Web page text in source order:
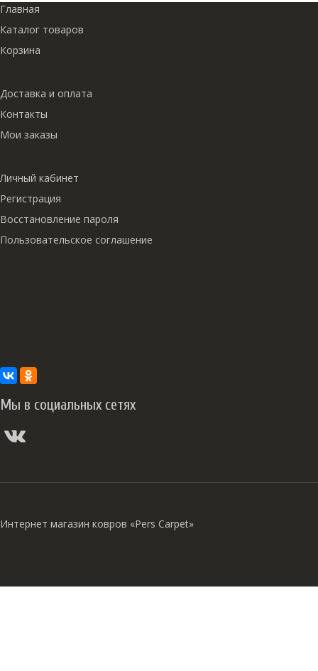
Главная
Каталог товаров
Корзина
Доставка и оплата
Контакты
Мои заказы
Личный кабинет
Регистрация
Восстановление пароля
Пользовательское соглашение
Мы в социальных сетях
Интернет магазин ковров «Pers Carpet»